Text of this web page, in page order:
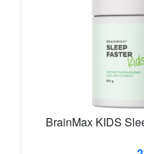
BrainMax KIDS